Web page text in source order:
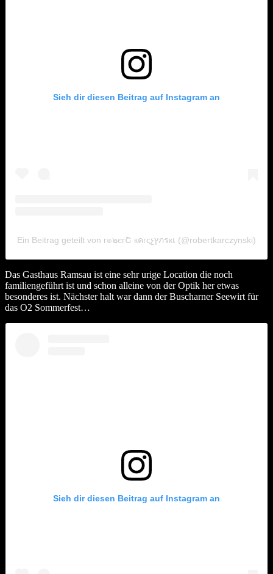
Sieh dir diesen Beitrag auf Instagram an
Ein Beitrag geteilt von г๏๒єгՇ кคгςչץภรкเ (@robertkarczynski)
Das Gasthaus Ramsau ist eine sehr urige Location die noch
familiengeführt ist und schon alleine von der Optik her etwas
besonderes ist. Nächster halt war dann der Buscharner Seewirt für
das O2 Sommerfest…
Sieh dir diesen Beitrag auf Instagram an